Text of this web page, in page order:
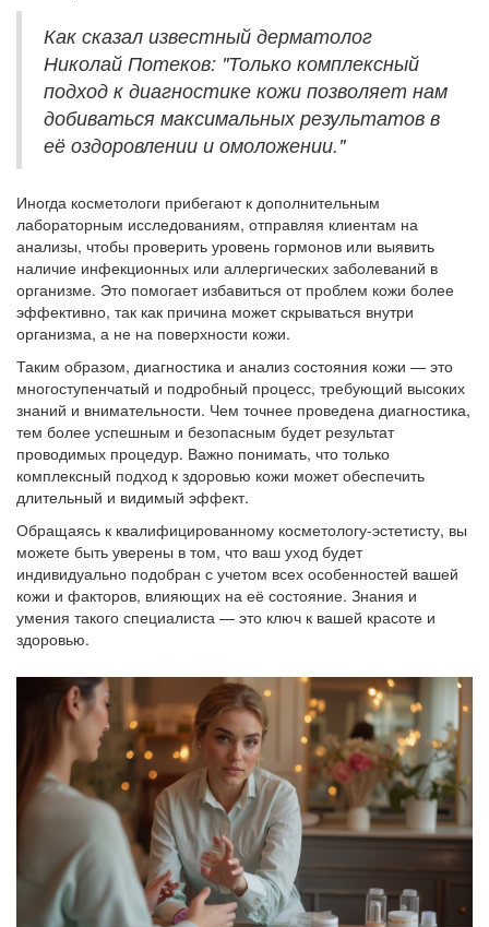
Как сказал известный дерматолог
Николай Потеков: "Только комплексный
подход к диагностике кожи позволяет нам
добиваться максимальных результатов в
её оздоровлении и омоложении."
Иногда косметологи прибегают к дополнительным
лабораторным исследованиям, отправляя клиентам на
анализы, чтобы проверить уровень гормонов или выявить
наличие инфекционных или аллергических заболеваний в
организме. Это помогает избавиться от проблем кожи более
эффективно, так как причина может скрываться внутри
организма, а не на поверхности кожи.
Таким образом, диагностика и анализ состояния кожи — это
многоступенчатый и подробный процесс, требующий высоких
знаний и внимательности. Чем точнее проведена диагностика,
тем более успешным и безопасным будет результат
проводимых процедур. Важно понимать, что только
комплексный подход к здоровью кожи может обеспечить
длительный и видимый эффект.
Обращаясь к квалифицированному косметологу-эстетисту, вы
можете быть уверены в том, что ваш уход будет
индивидуально подобран с учетом всех особенностей вашей
кожи и факторов, влияющих на её состояние. Знания и
умения такого специалиста — это ключ к вашей красоте и
здоровью.